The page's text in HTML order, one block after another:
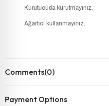
Kurutucuda kurutmayınız.
Ağartıcı kullanmayınız.
Comments(0)
Payment Options